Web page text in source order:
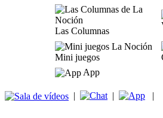
Las Columnas
Mini juegos
App
| | |